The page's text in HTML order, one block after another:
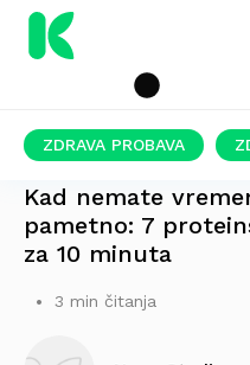
ZDRAVA PROBAVA
Kad nemate
pametno: 7
za 10 minuta
3 min čitanja